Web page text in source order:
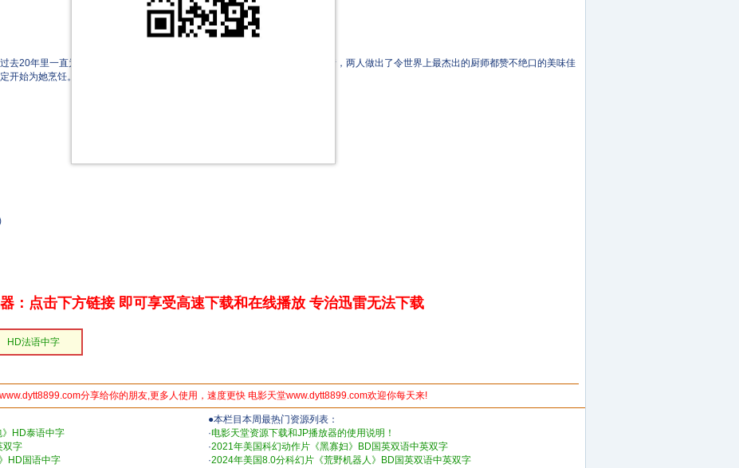
20年里一直为美食家多丹工作。他们的感情日渐深厚，最终发展成一段恋情，两人做出了令世界上最杰出的厨师都赞不绝口的美味佳
开始为她烹饪。
：点击下方链接 即可享受高速下载和在线播放 专治迅雷无法下载
HD法语中字
分享给你的朋友,更多人使用，速度更快 电影天堂www.dytt8899.com欢迎你每天来!
HD泰语中字
双字
HD国语中字
●本栏目本周最热门资源列表：
·电影天堂资源下载和JP播放器的使用说明！
·2021年美国科幻动作片《黑寡妇》BD国英双语中英双字
·2024年美国8.0分科幻片《荒野机器人》BD国英双语中英双字